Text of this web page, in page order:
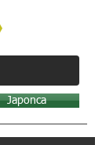
Japonca